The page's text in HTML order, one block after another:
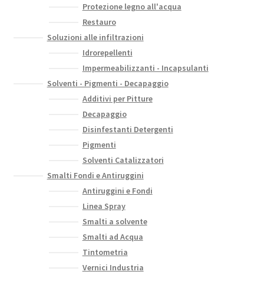
Protezione legno all'acqua
Restauro
Soluzioni alle infiltrazioni
Idrorepellenti
Impermeabilizzanti - Incapsulanti
Solventi - Pigmenti - Decapaggio
Additivi per Pitture
Decapaggio
Disinfestanti Detergenti
Pigmenti
Solventi Catalizzatori
Smalti Fondi e Antiruggini
Antiruggini e Fondi
Linea Spray
Smalti a solvente
Smalti ad Acqua
Tintometria
Vernici Industria